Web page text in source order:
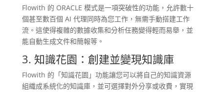
Flowith 的 ORACLE 模式是一項突破性的功能，允許數十
個甚至數百個 AI 代理同時為您工作，無需手動搭建工作
流。​這使得複雜的數據收集和分析任務變得輕而易舉，並
能自動生成文件和簡報等。 ​
3. 知識花園：創建並變現知識庫
Flowith 的「知識花園」功能讓您可以將自己的知識資源
組織成系統化的知識庫，並可選擇對外分享或收費，實現